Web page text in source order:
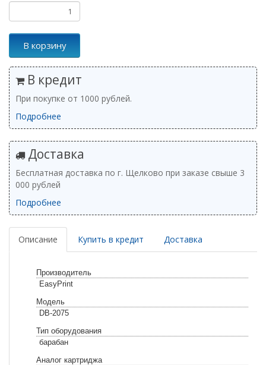
В корзину
В кредит
При покупке от 1000 рублей.
Подробнее
Доставка
Бесплатная доставка по г. Щелково при заказе свыше 3
000 рублей
Подробнее
Описание Купить в кредит Доставка
Производитель
EasyPrint
Модель
DB-2075
Тип оборудования
барабан
Аналог картриджа